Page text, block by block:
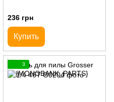
236 грн
Купить
3